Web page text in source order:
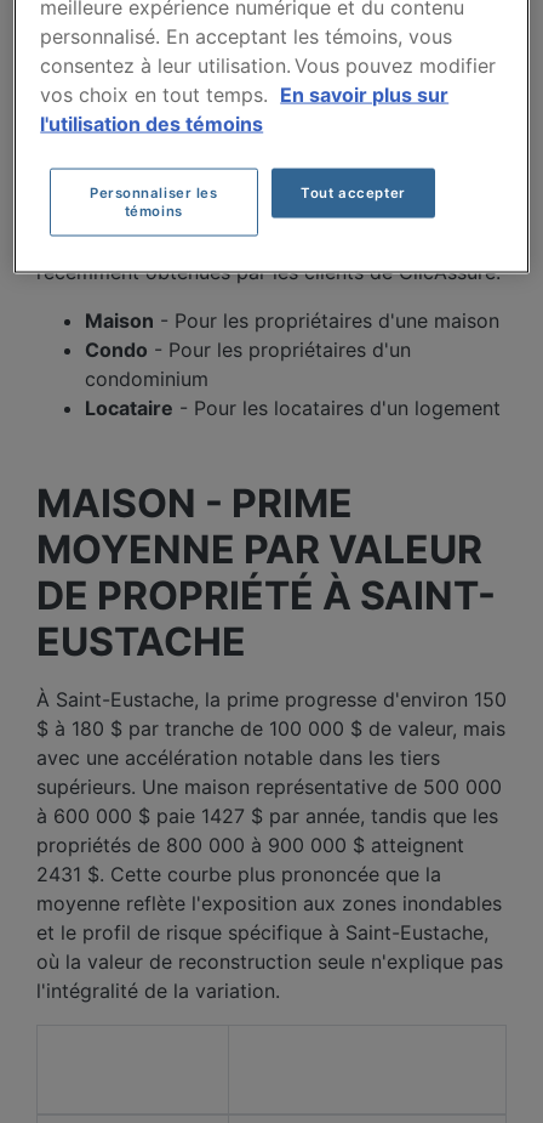
HABITATION À SAINT-
EUSTACHE
À Saint-Eustache, votre prime dépend de plusieurs
exact, l'année de construction et votre historique
d'assurance. Sélectionnez le profil qui correspond
à votre situation pour voir les primes types
récemment obtenues par les clients de ClicAssure.
Maison - Pour les propriétaires d'une maison
Condo - Pour les propriétaires d'un
condominium
Locataire - Pour les locataires d'un logement
MAISON - PRIME
MOYENNE PAR VALEUR
DE PROPRIÉTÉ À SAINT-
EUSTACHE
À Saint-Eustache, la prime progresse d'environ 150
$ à 180 $ par tranche de 100 000 $ de valeur, mais
avec une accélération notable dans les tiers
supérieurs. Une maison représentative de 500 000
à 600 000 $ paie 1427 $ par année, tandis que les
propriétés de 800 000 à 900 000 $ atteignent
2431 $. Cette courbe plus prononcée que la
moyenne reflète l'exposition aux zones inondables
et le profil de risque spécifique à Saint-Eustache,
où la valeur de reconstruction seule n'explique pas
l'intégralité de la variation.
meilleure expérience numérique et du contenu
personnalisé. En acceptant les témoins, vous
consentez à leur utilisation. Vous pouvez modifier
vos choix en tout temps. En savoir plus sur
l'utilisation des témoins
Personnaliser les
témoins
Tout accepter